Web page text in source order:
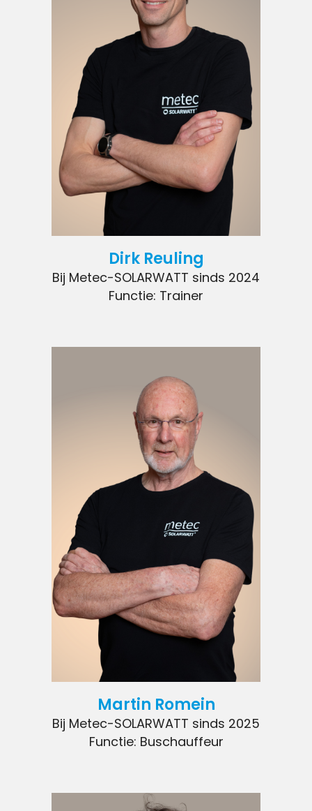
Dirk Reuling
Bij Metec-SOLARWATT sinds 2024
Functie: Trainer
Martin Romein
Bij Metec-SOLARWATT sinds 2025
Functie: Buschauffeur